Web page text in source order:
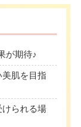
が期待♪
肌を目指
けられる場